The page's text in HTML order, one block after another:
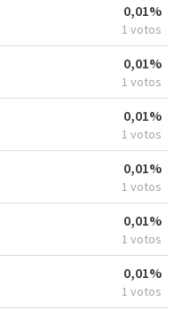
0,01%
1 votos
0,01%
1 votos
0,01%
1 votos
0,01%
1 votos
0,01%
1 votos
0,01%
1 votos